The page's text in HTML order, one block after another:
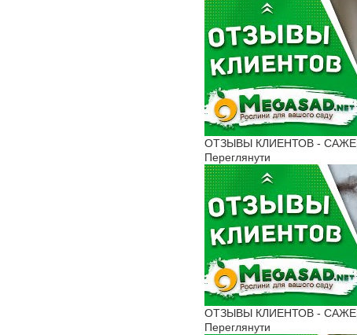
ОТЗЫВЫ КЛИЕНТОВ -
Переглянути
ОТЗЫВЫ КЛИЕНТОВ -
Переглянути